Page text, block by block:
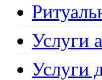
Услуги
Услуги